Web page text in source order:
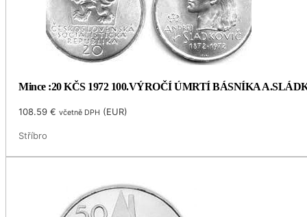
Mince :20 KČS 1972 100.VÝROČÍ ÚMRTÍ BÁSNÍKA
108.59€ včetně DPH (EUR)
Stříbro